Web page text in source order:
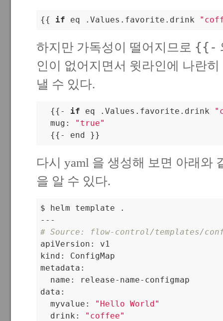
{{ if eq .Values.favorite.drink
하지만 가독성이 떨어지므로 {{-
인이 없어지면서 윗라인에 나란
낼 수 있다.
  {{-
if eq .Values.favorite.drink
  mug:
"true"
  {{- end }}
다시 yaml 을 생성해 보면 아래와
을 알 수 있다.
$ helm template .
# Source: flow-control/templates/
apiVersion: v1
kind: ConfigMap
metadata:
  name: release-name-configmap
data:
  myvalue:
"Hello World"
  drink:
"coffee"